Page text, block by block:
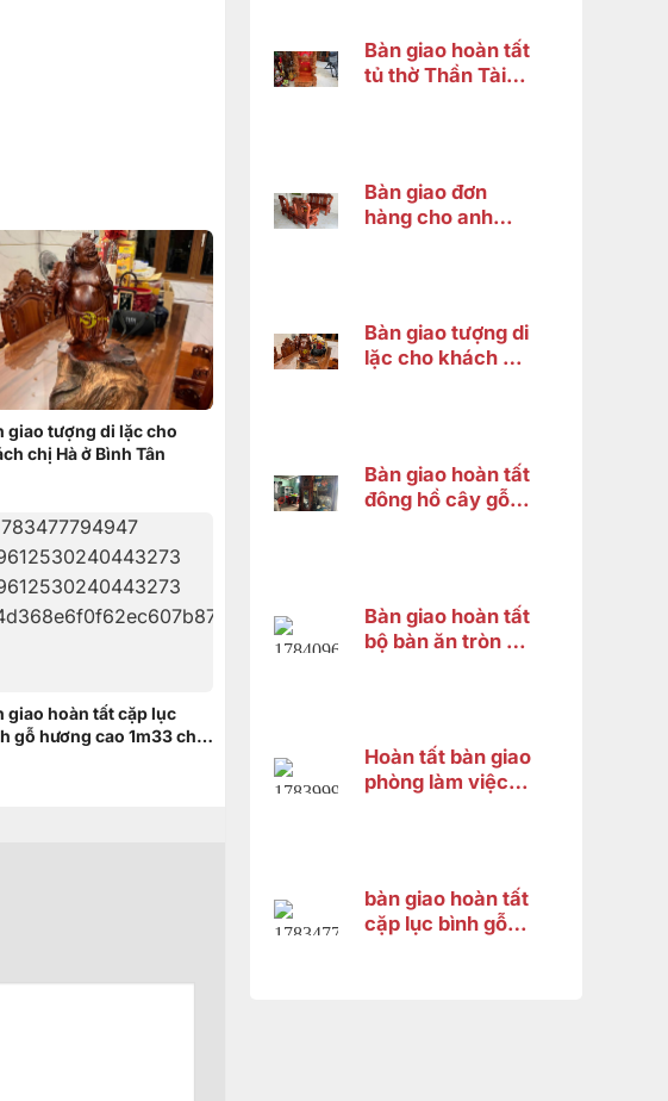
giao tượng di lặc cho
chị Hà ở Bình Tân
giao hoàn tất cặp lục
gỗ hương cao 1m33 cho
Bàn giao hoàn tất
tủ thờ Thần Tài
Bàn giao đơn
hàng cho anh
Bàn giao tượng di
lặc cho khách chị
Bàn giao hoàn tất
đông hồ cây gỗ
Bàn giao hoàn tất
bộ bàn ăn tròn gỗ
Hoàn tất bàn giao
phòng làm việc
bàn giao hoàn tất
cặp lục bình gỗ